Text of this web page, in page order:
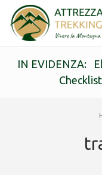
IN EVIDENZA: